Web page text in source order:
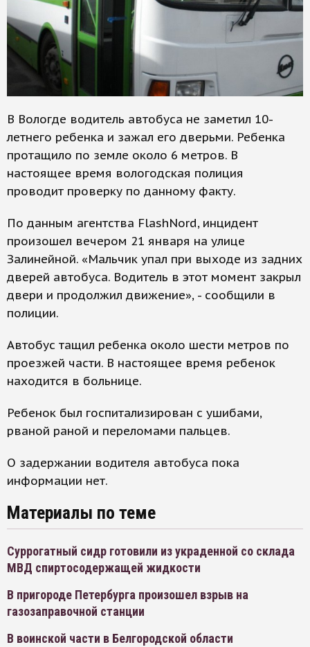
В Вологде водитель автобуса не заметил 10-
летнего ребенка и зажал его дверьми. Ребенка
протащило по земле около 6 метров. В
настоящее время вологодская полиция
проводит проверку по данному факту.
По данным агентства FlashNord, инцидент
произошел вечером 21 января на улице
Залинейной. «Мальчик упал при выходе из задних
дверей автобуса. Водитель в этот момент закрыл
двери и продолжил движение», - сообщили в
полиции.
Автобус тащил ребенка около шести метров по
проезжей части. В настоящее время ребенок
находится в больнице.
Ребенок был госпитализирован с ушибами,
рваной раной и переломами пальцев.
О задержании водителя автобуса пока
информации нет.
Материалы по теме
Суррогатный сидр готовили из украденной со склада
МВД спиртосодержащей жидкости
В пригороде Петербурга произошел взрыв на
газозаправочной станции
В воинской части в Белгородской области